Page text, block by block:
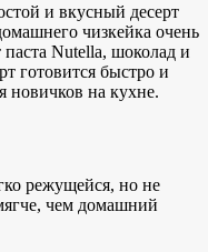
и вкусный десерт
чизкейка очень
паста Nutella, шоколад и
готовится быстро и
новичков на кухне.
режущейся, но не
чем домашний